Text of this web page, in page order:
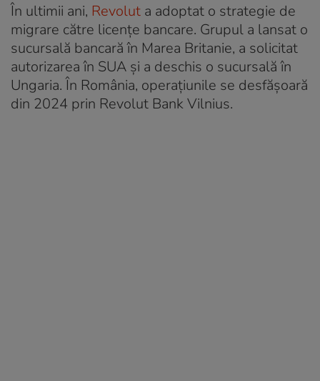
În ultimii ani, Revolut a adoptat o strategie de
migrare către licențe bancare. Grupul a lansat o
sucursală bancară în Marea Britanie, a solicitat
autorizarea în SUA și a deschis o sucursală în
Ungaria. În România, operațiunile se desfășoară
din 2024 prin Revolut Bank Vilnius.